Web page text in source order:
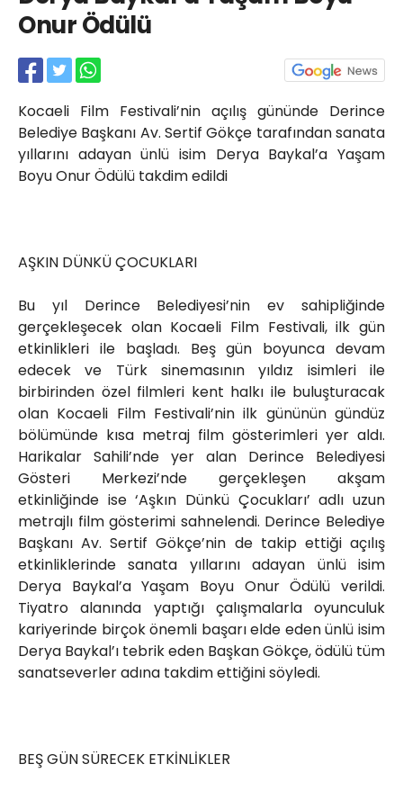
Onur Ödülü
Kocaeli Film Festivali’nin açılış gününde Derince
Belediye Başkanı Av. Sertif Gökçe tarafından sanata
yıllarını adayan ünlü isim Derya Baykal’a Yaşam
Boyu Onur Ödülü takdim edildi
AŞKIN DÜNKÜ ÇOCUKLARI
Bu yıl Derince Belediyesi’nin ev sahipliğinde
gerçekleşecek olan Kocaeli Film Festivali, ilk gün
etkinlikleri ile başladı. Beş gün boyunca devam
edecek ve Türk sinemasının yıldız isimleri ile
birbirinden özel filmleri kent halkı ile buluşturacak
olan Kocaeli Film Festivali’nin ilk gününün gündüz
bölümünde kısa metraj film gösterimleri yer aldı.
Harikalar Sahili’nde yer alan Derince Belediyesi
Gösteri Merkezi’nde gerçekleşen akşam
etkinliğinde ise ‘Aşkın Dünkü Çocukları’ adlı uzun
metrajlı film gösterimi sahnelendi. Derince Belediye
Başkanı Av. Sertif Gökçe’nin de takip ettiği açılış
etkinliklerinde sanata yıllarını adayan ünlü isim
Derya Baykal’a Yaşam Boyu Onur Ödülü verildi.
Tiyatro alanında yaptığı çalışmalarla oyunculuk
kariyerinde birçok önemli başarı elde eden ünlü isim
Derya Baykal’ı tebrik eden Başkan Gökçe, ödülü tüm
sanatseverler adına takdim ettiğini söyledi.
BEŞ GÜN SÜRECEK ETKİNLİKLER
Akkavaklar Caddesi No:17/4 İzmit-
kocaelisokak@gmail.com